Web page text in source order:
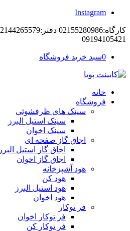
Instagram
09194105421
0سبد خرید فروشگاه
خانه
فروشگاه
سینک های ظرفشوئی
سینک استیل البرز
سینک اخوان
اجاق گاز صفحه ای
اجاق گاز استیل البرز
اجاق گاز اخوان
هود آشپزخانه
هود کن
هود استیل البرز
هود اخوان
فر توکار
فر توکار اخوان
فر توکار کن